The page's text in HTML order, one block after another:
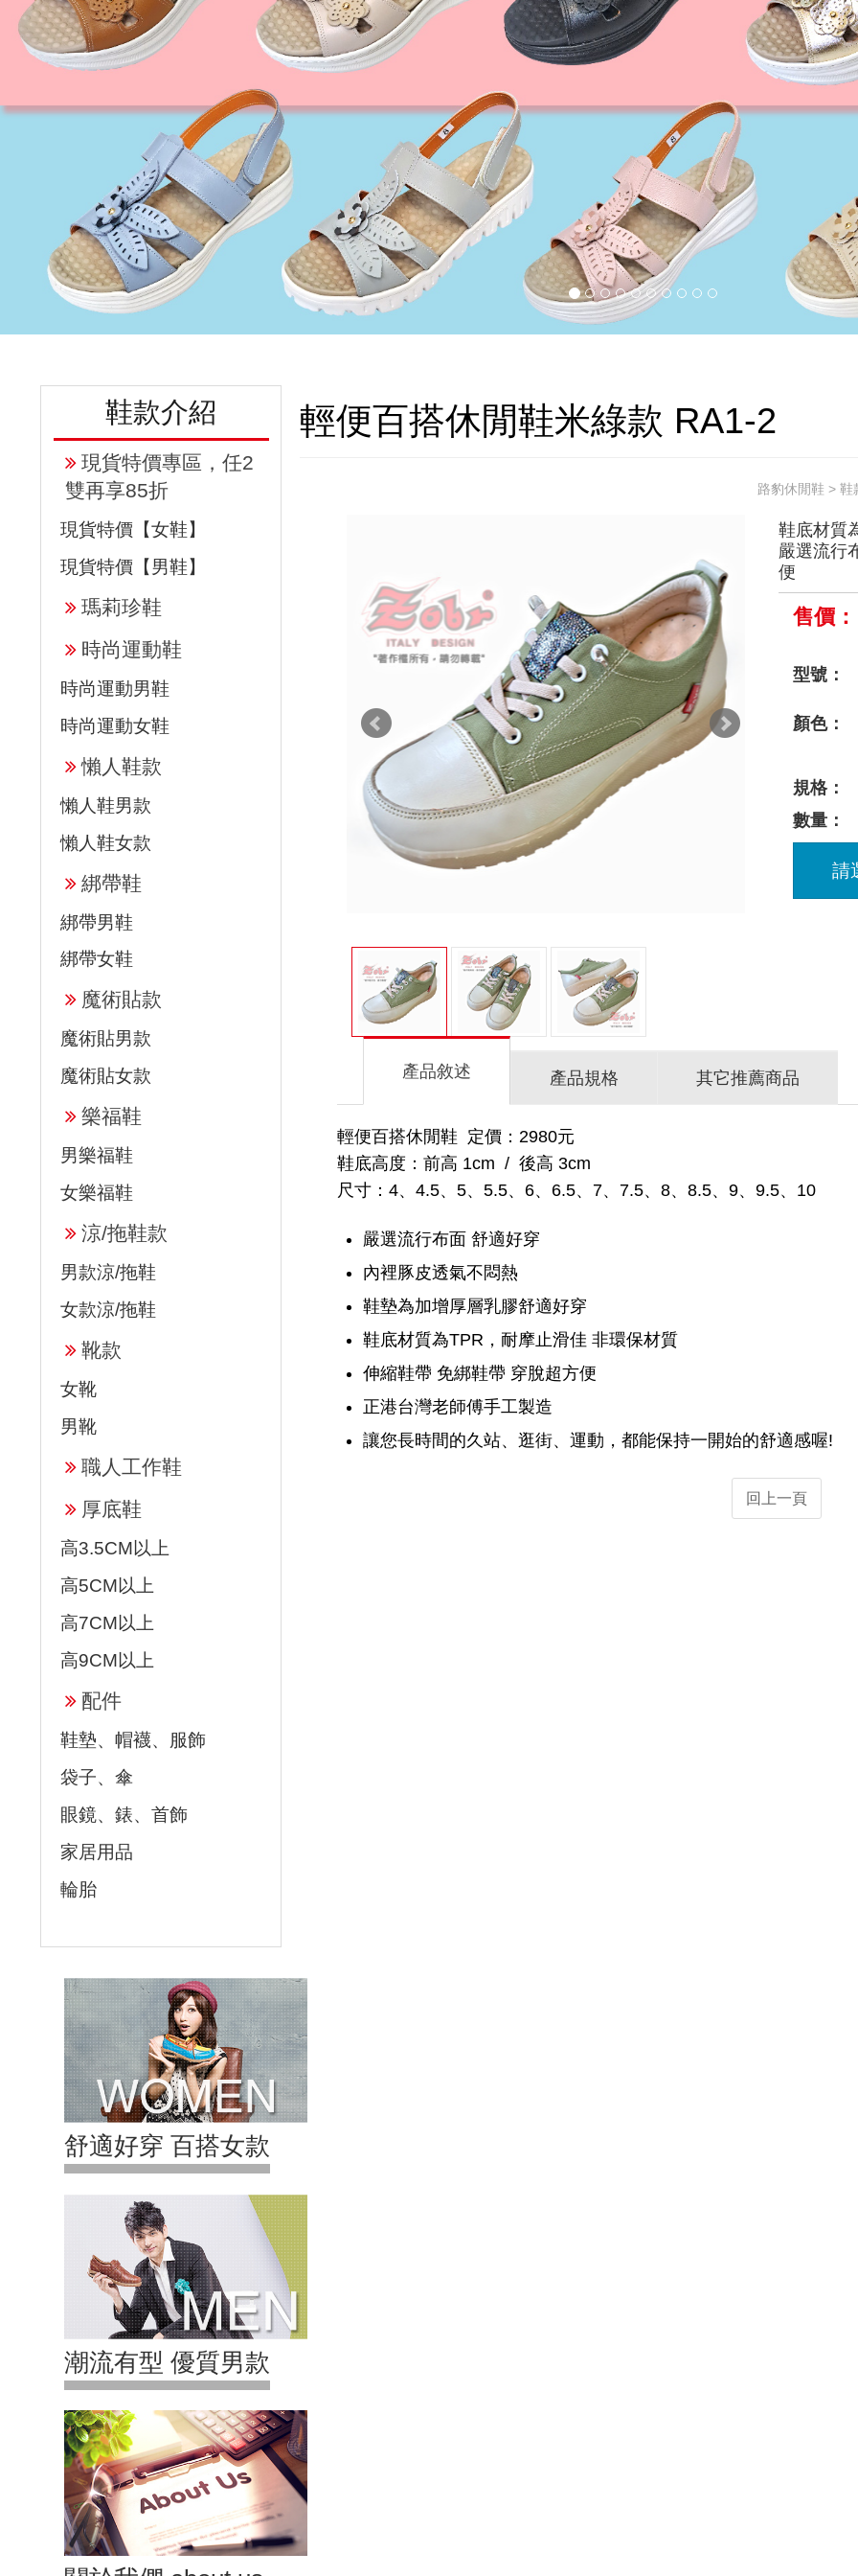
鞋款介紹
現貨特價專區，任2
雙再享85折
現貨特價【女鞋】
現貨特價【男鞋】
瑪莉珍鞋
時尚運動鞋
時尚運動男鞋
時尚運動女鞋
懶人鞋款
懶人鞋男款
懶人鞋女款
綁帶鞋
綁帶男鞋
綁帶女鞋
魔術貼款
魔術貼男款
魔術貼女款
樂福鞋
男樂福鞋
女樂福鞋
涼/拖鞋款
男款涼/拖鞋
女款涼/拖鞋
靴款
女靴
男靴
職人工作鞋
厚底鞋
高3.5CM以上
高5CM以上
高7CM以上
高9CM以上
配件
鞋墊、帽襪、服飾
袋子、傘
眼鏡、錶、首飾
家居用品
輪胎
舒適好穿 百搭女款
潮流有型 優質男款
輕便百搭休閒鞋米綠款 RA1-2
路豹休閒鞋 > 鞋
鞋底材質
嚴選流行
便
售價：
型號：
顏色：
規格：
數量：
請
產品敘述 產品規格 其它推薦商品
輕便百搭休閒鞋 定價：2980元
鞋底高度：前高 1cm / 後高 3cm
尺寸：4、4.5、5、5.5、6、6.5、7、7.5、8、8.5、9、9.5、10
嚴選流行布面 舒適好穿
內裡豚皮透氣不悶熱
鞋墊為加增厚層乳膠舒適好穿
鞋底材質為TPR，耐摩止滑佳 非環保材質
伸縮鞋帶 免綁鞋帶 穿脫超方便
正港台灣老師傅手工製造
讓您長時間的久站、逛街、運動，都能保持一開始的舒適感喔!
回上一頁